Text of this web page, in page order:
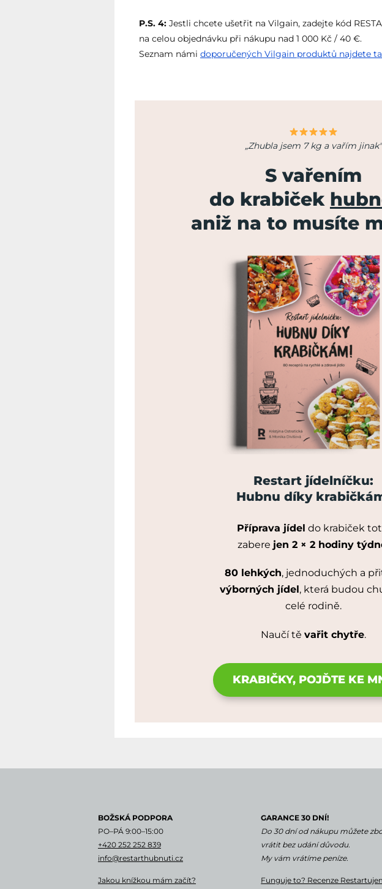
P.S. 4: Jestli chcete ušetřit na Vilgain, zadejte kód
na celou objednávku při nákupu nad 1 000 Kč / 40 €.
Seznam námi doporučených Vilgain produktů najdete
„Zhubla jsem 7 kg a vařím jinak"
S vařením
do krabiček
aniž na to musíte
Restart jídelníčku:
Hubnu díky
Příprava jídel do krabiček
zabere jen 2 × 2 hodiny
80 lehkých, jednoduchých a
výborných jídel, která budou
celé rodině.
Naučí tě vařit chytře.
KRABIČKY, POJĎTE KE
BOŽSKÁ PODPORA
PO–PÁ 9:00–15:00
+420 252 252 839
info@restarthubnuti.cz
Jakou knížkou mám začít?
GARANCE 30 DNÍ!
Do 30 dní od nákupu můžete
vrátit bez udání důvodu.
My vám vrátíme peníze.
Funguje to? Recenze